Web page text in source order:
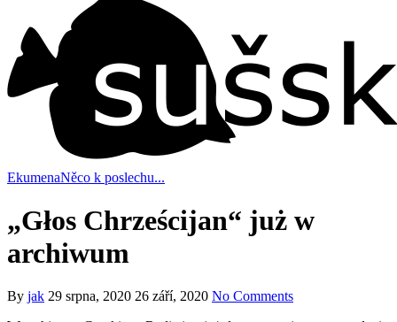
EkumenaNěco k poslechu...
„Głos Chrześcijan“ już w
archiwum
By jak 29 srpna, 2020 26 září, 2020 No Comments